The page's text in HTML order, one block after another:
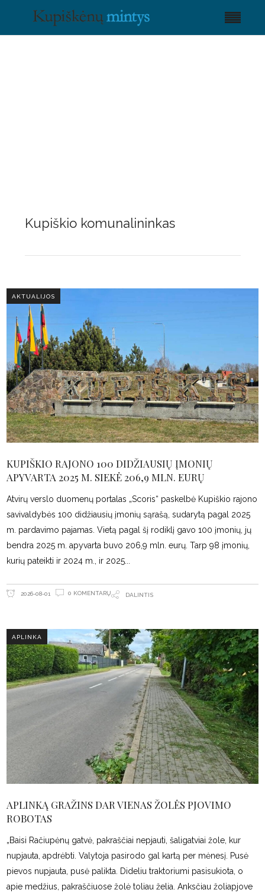
Kupiškio komunalininkas
AKTUALIJOS
KUPIŠKIO RAJONO 100 DIDŽIAUSIŲ ĮMONIŲ
APYVARTA 2025 M. SIEKĖ 206,9 MLN. EURŲ
Atvirų verslo duomenų portalas „Scoris“ paskelbė Kupiškio rajono
savivaldybės 100 didžiausių įmonių sąrašą, sudarytą pagal 2025
m. pardavimo pajamas. Vietą pagal šį rodiklį gavo 100 įmonių, jų
bendra 2025 m. apyvarta buvo 206,9 mln. eurų. Tarp 98 įmonių,
kurių pateikti ir 2024 m., ir 2025
2026-08-01 0 KOMENTARŲ DALINTIS
APLINKA
APLINKĄ GRAŽINS DAR VIENAS ŽOLĖS PJOVIMO
ROBOTAS
„Baisi Račiupėnų gatvė, pakraščiai nepjauti, šaligatviai žole, kur
nupjauta, apdrėbti. Valytoja pasirodo gal kartą per mėnesį. Pusė
pievos nupjauta, pusė palikta. Dideliu traktoriumi pasisukiota, o
apie medžius, pakraščiuose žolė toliau želia. Anksčiau žoliapjove